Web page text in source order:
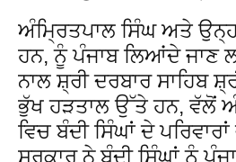
ਅੰਮ੍ਰਿਤਪਾਲ ਸਿੰਘ ਅਤੇ
ਹਨ, ਨੂੰ ਪੰਜਾਬ ਲਿਆਂਦੇ ਜਾਣ
ਨਾਲ ਸ਼੍ਰੀ ਦਰਬਾਰ ਸਾਹਿਬ
ਭੁੱਖ ਹੜਤਾਲ ਉੱਤੇ ਹਨ, ਵੱਲੋਂ
ਵਿਚ ਬੰਦੀ ਸਿੰਘਾਂ ਦੇ
ਸਰਕਾਰ ਨੇ ਬੰਦੀ ਸਿੰਘਾਂ ਨੂੰ